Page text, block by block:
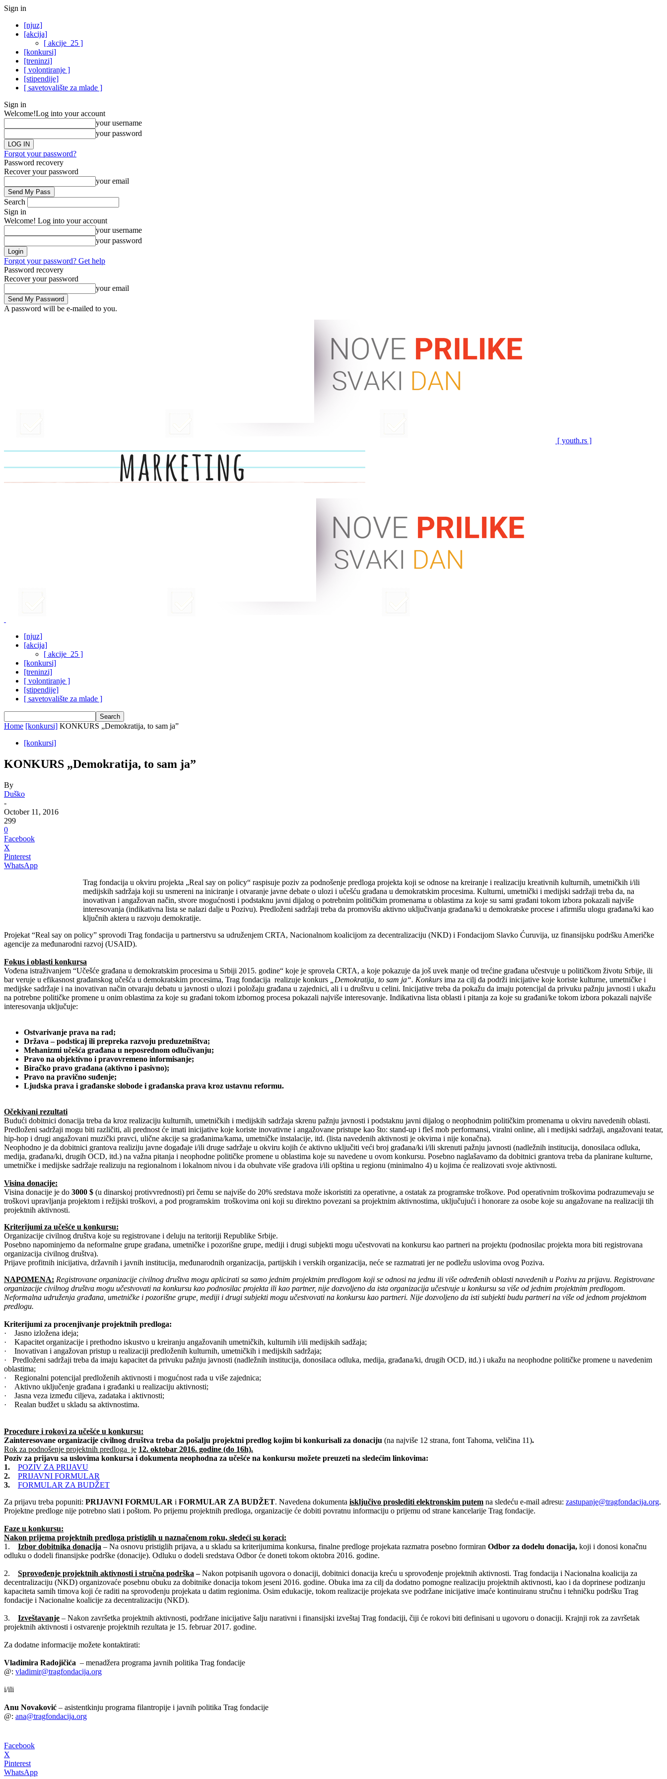
Sign in
[njuz]
[akcija]
[ akcije_25 ]
[konkursi]
[treninzi]
[ volontiranje ]
[stipendije]
[ savetovalište za mlade ]
Sign in
Welcome!Log into your account
your username
your password
Forgot your password?
Password recovery
Recover your password
your email
Search
Sign in
Welcome! Log into your account
your username
your password
Forgot your password? Get help
Password recovery
Recover your password
your email
A password will be e-mailed to you.
[ youth.rs ]
[njuz]
[akcija]
[ akcije_25 ]
[konkursi]
[treninzi]
[ volontiranje ]
[stipendije]
[ savetovalište za mlade ]
Home [konkursi] KONKURS „Demokratija, to sam ja”
[konkursi]
KONKURS „Demokratija, to sam ja”
By
Duško
-
October 11, 2016
299
0
Facebook
X
Pinterest
WhatsApp
Trag fondacija u okviru projekta „Real say on policy“ raspisuje poziv za podnošenje predloga projekta koji se odnose na kreiranje i realizaciju kreativnih kulturnih, umetničkih i/ili
medijskih sadržaja koji su usmereni na iniciranje i otvaranje javne debate o ulozi i učešću građana u demokratskim procesima. Kulturni, umetnički i medijski sadržaji treba da, na
inovativan i angažovan način, stvore mogućnosti i podstaknu javni dijalog o potrebnim političkim promenama u oblastima za koje su sami građani tokom izbora pokazali najviše
interesovanja (indikativna lista se nalazi dalje u Pozivu). Predloženi sadržaji treba da promovišu aktivno uključivanja građana/ki u demokratske procese i afirmišu ulogu građana/ki kao
ključnih aktera u razvoju demokratije.
Projekat “Real say on policy” sprovodi Trag fondacija u partnerstvu sa udruženjem CRTA, Nacionalnom koalicijom za decentralizaciju (NKD) i Fondacijom Slavko Ćuruvija, uz finansijsku podršku Američke
agencije za međunarodni razvoj (USAID).
Fokus i oblasti konkursa
Vođena istraživanjem “Učešće građana u demokratskim procesima u Srbiji 2015. godine“ koje je sprovela CRTA, a koje pokazuje da još uvek manje od trećine građana učestvuje u političkom životu Srbije, ili
bar veruje u efikasnost građanskog učešća u demokratskim procesima, Trag fondacija realizuje konkurs
„Demokratija, to sam ja“. Konkurs ima za cilj da podrži inicijative koje koriste kulturne, umetničke i
medijske sadržaje i na inovativan način otvaraju debatu u javnosti o ulozi i položaju građana u zajednici, ali i u društvu u celini. Inicijative treba da pokažu da imaju potencijal da privuku pažnju javnosti i ukažu
na potrebne političke promene u onim oblastima za koje su građani tokom izbornog procesa pokazali najviše interesovanje. Indikativna lista oblasti i pitanja za koje su građani/ke tokom izbora pokazali najviše
interesovanja uključuje:
Ostvarivanje prava na rad;
Država – podsticaj ili prepreka razvoju preduzetništva;
Mehanizmi učešća građana u neposrednom odlučivanju;
Pravo na objektivno i pravovremeno informisanje;
Biračko pravo građana (aktivno i pasivno);
Pravo na pravično suđenje;
Ljudska prava i građanske slobode i građanska prava kroz ustavnu reformu.
Očekivani rezultati
Budući dobitnici donacija treba da kroz realizaciju kulturnih, umetničkih i medijskih sadržaja skrenu pažnju javnosti i podstaknu javni dijalog o neophodnim političkim promenama u okviru navedenih oblasti.
Predloženi sadržaji mogu biti različiti, ali prednost će imati inicijative koje koriste inovativne i angažovane pristupe kao što: stand-up i fleš mob performansi, viralni online, ali i medijski sadržaji, angažovani teatar,
hip-hop i drugi angažovani muzički pravci, ulične akcije sa građanima/kama, umetničke instalacije, itd. (lista navedenih aktivnosti je okvirna i nije konačna).
Neophodno je da dobitnici grantova realiziju javne događaje i/ili druge sadržaje u okviru kojih će aktivno uključiti veći broj građana/ki i/ili skrenuti pažnju javnosti (nadležnih institucija, donosilaca odluka,
medija, građana/ki, drugih OCD, itd.) na važna pitanja i neophodne političke promene u oblastima koje su navedene u ovom konkursu. Posebno naglašavamo da dobitnici grantova treba da planirane kulturne,
umetničke i medijske sadržaje realizuju na regionalnom i lokalnom nivou i da obuhvate više gradova i/ili opština u regionu (minimalno 4) u kojima će realizovati svoje aktivnosti.
Visina donacije:
Visina donacije je do 3000 $ (u dinarskoj protivvrednosti) pri čemu se najviše do 20% sredstava može iskoristiti za operativne, a ostatak za programske troškove. Pod operativnim troškovima podrazumevaju se
troškovi upravljanja projektom i režijski troškovi, a pod programskim troškovima oni koji su direktno povezani sa projektnim aktivnostima, uključujući i honorare za osobe koje su angažovane na realizaciji tih
projektnih aktivnosti.
Kriterijumi za učešće u konkursu:
Organizacije civilnog društva koje su registrovane i deluju na teritoriji Republike Srbije.
Posebno napominjemo da neformalne grupe građana, umetničke i pozorišne grupe, mediji i drugi subjekti mogu učestvovati na konkursu kao partneri na projektu (podnosilac projekta mora biti registrovana
organizacija civilnog društva).
Prijave profitnih inicijativa, državnih i javnih institucija, međunarodnih organizacija, partijskih i verskih organizacija, neće se razmatrati jer ne podležu uslovima ovog Poziva.
NAPOMENA: Registrovane organizacije civilnog društva mogu aplicirati sa samo jednim projektnim predlogom koji se odnosi na jednu ili više određenih oblasti navedenih u Pozivu za prijavu. Registrovane
organizacije civilnog društva mogu učestvovati na konkursu kao podnosilac projekta ili kao partner, nije dozvoljeno da ista organizacija učestvuje u konkursu sa više od jednim projektnim predlogom.
Neformalna udruženja građana, umetničke i pozorišne grupe, mediji i drugi subjekti mogu učestvovati na konkursu kao partneri. Nije dozvoljeno da isti subjekti budu partneri na više od jednom projektnom
predlogu.
Kriterijumi za procenjivanje projektnih predloga:
· Jasno izložena ideja;
· Kapacitet organizacije i prethodno iskustvo u kreiranju angažovanih umetničkih, kulturnih i/ili medijskih sadžaja;
· Inovativan i angažovan pristup u realizaciji predloženih kulturnih, umetničkih i medijskih sadržaja;
· Predloženi sadržaji treba da imaju kapacitet da privuku pažnju javnosti (nadležnih institucija, donosilaca odluka, medija, građana/ki, drugih OCD, itd.) i ukažu na neophodne političke promene u navedenim
oblastima;
· Regionalni potencijal predloženih aktivnosti i mogućnost rada u više zajednica;
· Aktivno uključenje građana i građanki u realizaciju aktivnosti;
· Jasna veza između ciljeva, zadataka i aktivnosti;
· Realan budžet u skladu sa aktivnostima.
Procedure i rokovi za učešće u konkursu:
Zainteresovane organizacije civilnog društva treba da pošalju projektni predlog kojim bi konkurisali za donaciju (na najviše 12 strana, font Tahoma, veličina 11).
Rok za podnošenje projektnih predloga je 12. oktobar 2016. godine (do 16h).
Poziv za prijavu sa uslovima konkursa i dokumenta neophodna za učešće na konkursu možete preuzeti na sledećim linkovima:
1. POZIV ZA PRIJAVU
2. PRIJAVNI FORMULAR
3. FORMULAR ZA BUDŽET
Za prijavu treba popuniti: PRIJAVNI FORMULAR i FORMULAR ZA BUDŽET. Navedena dokumenta isključivo proslediti elektronskim putem na sledeću e-mail adresu: zastupanje@tragfondacija.org.
Projektne predloge nije potrebno slati i poštom. Po prijemu projektnih predloga, organizacije će dobiti povratnu informaciju o prijemu od strane kancelarije Trag fondacije.
Faze u konkursu:
Nakon prijema projektnih predloga pristiglih u naznačenom roku, sledeći su koraci:
1. Izbor dobitnika donacija – Na osnovu pristiglih prijava, a u skladu sa kriterijumima konkursa, finalne predloge projekata razmatra posebno formiran Odbor za dodelu donacija, koji i donosi konačnu
odluku o dodeli finansijske podrške (donacije). Odluku o dodeli sredstava Odbor će doneti tokom oktobra 2016. godine.
2. Sprovođenje projektnih aktivnosti i stručna podrška –Nakon potpisanih ugovora o donaciji, dobitnici donacija kreću u sprovođenje projektnih aktivnosti. Trag fondacija i Nacionalna koalicija za
decentralizaciju (NKD) organizovaće posebnu obuku za dobitnike donacija tokom jeseni 2016. godine. Obuka ima za cilj da dodatno pomogne realizaciju projektnih aktivnosti, kao i da doprinese podizanju
kapaciteta samih timova koji će raditi na sprovođenju projekata u datim regionima. Osim edukacije, tokom realizacije projekata sve podržane inicijative imaće kontinuiranu stručnu i tehničku podršku Trag
fondacije i Nacionalne koalicije za decentralizaciju (NKD).
3. Izveštavanje – Nakon završetka projektnih aktivnosti, podržane inicijative šalju narativni i finansijski izveštaj Trag fondaciji, čiji će rokovi biti definisani u ugovoru o donaciji. Krajnji rok za završetak
projektnih aktivnosti i ostvarenje projektnih rezultata je 15. februar 2017. godine.
Za dodatne informacije možete kontaktirati:
Vladimira Radojičića – menadžera programa javnih politika Trag fondacije
@: vladimir@tragfondacija.org
i/ili
Anu Novaković – asistentkinju programa filantropije i javnih politika Trag fondacije
@: ana@tragfondacija.org
Facebook
X
Pinterest
WhatsApp